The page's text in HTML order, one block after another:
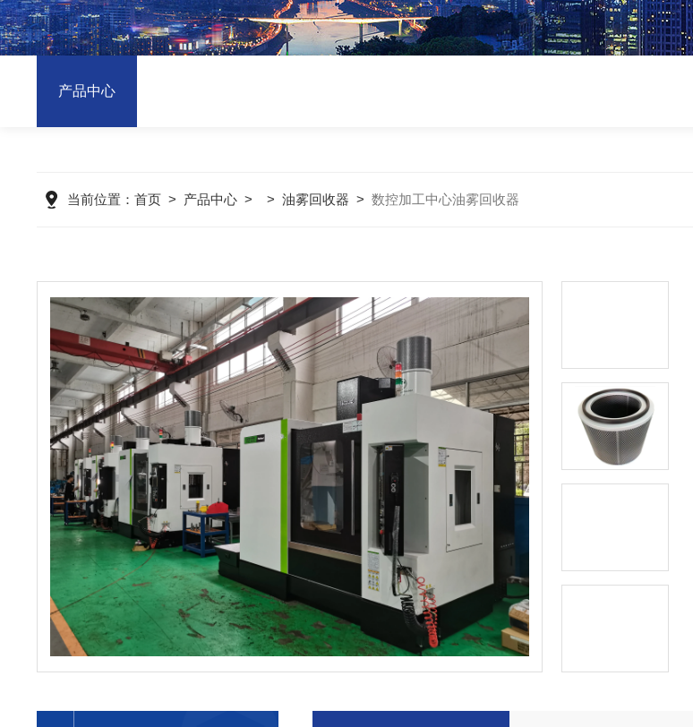
产品中心
当前位置： 首页> 产品中心> > 油雾回收器 > 数控加工中心油雾回收器